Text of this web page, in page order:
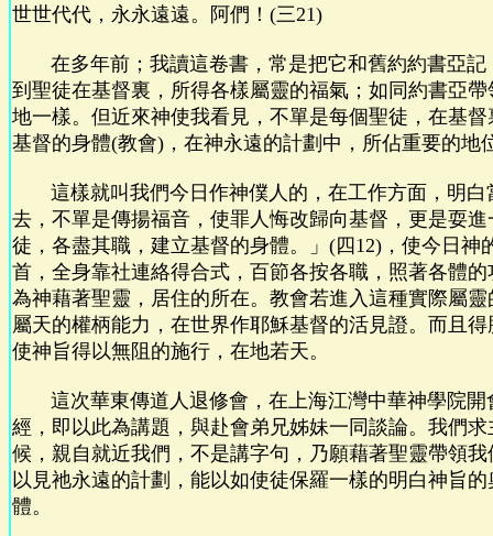
世世代代，永永遠遠。阿們！(三21)
在多年前；我讀這卷書，常是把它和舊約約書亞記
到聖徒在基督裏，所得各樣屬靈的福氣；如同約書亞
地一樣。但近來神使我看見，不單是每個聖徒，在基
基督的身體(教會)，在神永遠的計劃中，所佔重要的地
這樣就叫我們今日作神僕人的，在工作方面，明白
去，不單是傳揚福音，使罪人悔改歸向基督，更是耍
徒，各盡其職，建立基督的身體。」(四12)，使今日神
首，全身靠社連絡得合式，百節各按各職，照著各體
為神藉著聖靈，居住的所在。教會若進入這種實際屬
屬天的權柄能力，在世界作耶穌基督的活見證。而且
使神旨得以無阻的施行，在地若天。
這次華東傳道人退修會，在上海江灣中華神學院開
經，即以此為講題，與赴會弟兄姊妹一同談論。我們
候，親自就近我們，不是講字句，乃願藉著聖靈帶領
以見祂永遠的計劃，能以如使徒保羅一樣的明白神旨
體。